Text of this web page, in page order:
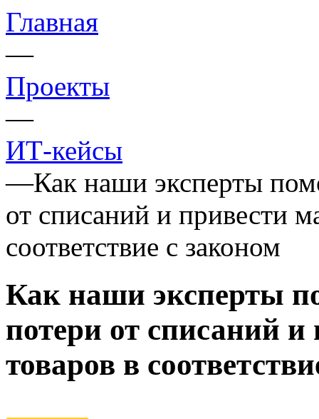
Главная
—
Проекты
—
ИТ-кейсы
—Как наши эксперты
от списаний и привести
соответствие с законом
Как наши эксперты
потери от списаний
товаров в